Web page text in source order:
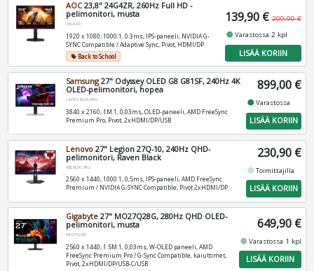
AOC23,8" 24G4ZR, 260Hz Full HD -
pelimonitori, musta
24G4ZR
1920 x 1080, 1000:1, 0.3ms, IPS-paneeli, NVIDIA G-
SYNC Compatible / Adaptive Sync, Pivot, HDMI/DP
local_offerBack to School
139,90 € 209,90 €
fiber_manual_recordVarastossa 2 kpl
LISÄÄ KORIIN
Samsung27" Odyssey OLED G8 G81SF, 240Hz 4K
OLED-pelimonitori, hopea
LS27FG812SUXEN
3840 x 2160, 1M:1, 0,03ms, OLED-paneeli, AMD FreeSync
Premium Pro, Pivot, 2xHDMI/DP/USB
899,00 €
fiber_manual_recordVarastossa
LISÄÄ KORIIN
Lenovo 27" Legion 27Q-10, 240Hz QHD-
pelimonitori, Raven Black
68C6GAC4EU
2560 x 1440, 1000:1, 0,5ms, IPS-paneeli, AMD FreeSync
Premium / NVIDIA G-SYNC Compatible, Pivot 2xHDMI/DP
230,90 €
fiber_manual_recordToimittajilla
LISÄÄ KORIIN
Gigabyte 27" MO27Q28G, 280Hz QHD OLED-
pelimonitori, musta
MO27Q28G
2560 x 1440, 1.5M:1, 0,03ms, W-OLED paneeli, AMD
FreeSync Premium Pro / G-Sync Compatible, kaiuttimet,
Pivot, 2xHDMI/DP/USB-C/USB
649,90 €
fiber_manual_recordVarastossa 1 kpl
LISÄÄ KORIIN